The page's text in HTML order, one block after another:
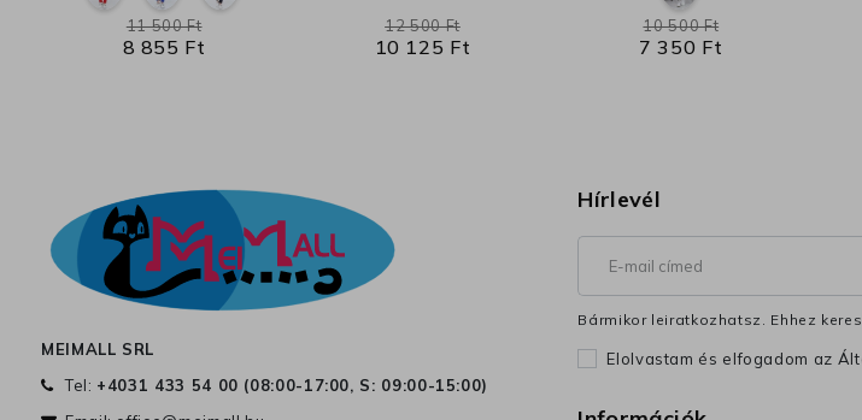
8 855 Ft
11 500 Ft
10 125 Ft
12 500 Ft
7 350 Ft
10 500 Ft
MEIMALL SRL
Tel: +4031 433 54 00 (08:00-17:00, S: 09:00-15:00)
Hírlevél
Bármikor leiratkozhatsz. Ehhez
Elolvastam és elfogadom az